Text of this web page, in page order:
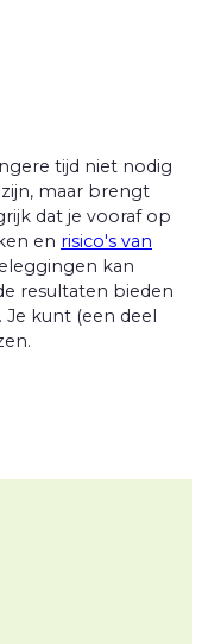
tijd niet nodig
maar brengt
dat je vooraf op
en risico's van
kan
resultaten bieden
kunt (een deel